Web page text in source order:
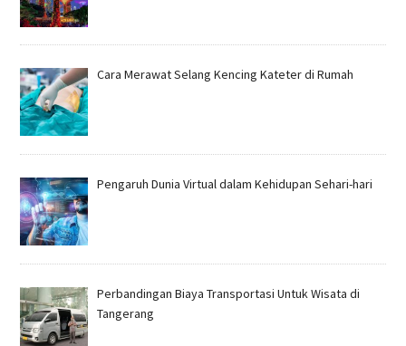
Cara Merawat Selang Kencing Kateter di Rumah
Pengaruh Dunia Virtual dalam Kehidupan Sehari-hari
Perbandingan Biaya Transportasi Untuk Wisata di
Tangerang